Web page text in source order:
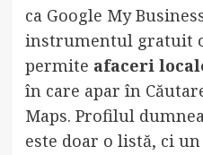
ca Google My
instrumentul gratuit
permite afaceri
în care apar în
Maps. Profilul
este doar o listă, ci